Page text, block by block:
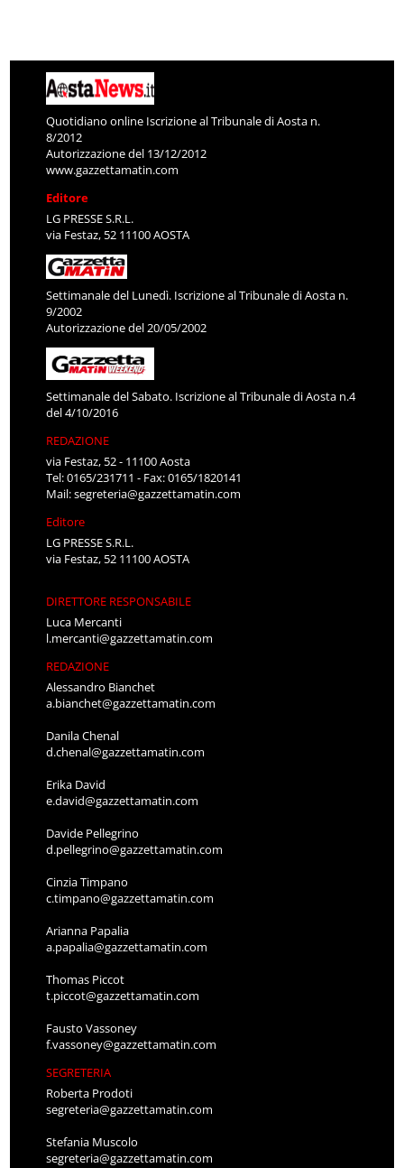
Quotidiano online Iscrizione al Tribunale di Aosta n.
8/2012
Autorizzazione del 13/12/2012
www.gazzettamatin.com
Editore
LG PRESSE S.R.L.
via Festaz, 52 11100 AOSTA
Settimanale del Lunedì. Iscrizione al Tribunale di Aosta n.
9/2002
Autorizzazione del 20/05/2002
Settimanale del Sabato. Iscrizione al Tribunale di Aosta n.4
del 4/10/2016
REDAZIONE
via Festaz, 52 - 11100 Aosta
Tel: 0165/231711 - Fax: 0165/1820141
Mail:segreteria@gazzettamatin.com
Editore
LG PRESSE S.R.L.
via Festaz, 52 11100 AOSTA
DIRETTORE RESPONSABILE
Luca Mercanti
l.mercanti@gazzettamatin.com
REDAZIONE
Alessandro Bianchet
a.bianchet@gazzettamatin.com
Danila Chenal
d.chenal@gazzettamatin.com
Erika David
e.david@gazzettamatin.com
Davide Pellegrino
d.pellegrino@gazzettamatin.com
Cinzia Timpano
c.timpano@gazzettamatin.com
Arianna Papalia
a.papalia@gazzettamatin.com
Thomas Piccot
t.piccot@gazzettamatin.com
Fausto Vassoney
f.vassoney@gazzettamatin.com
SEGRETERIA
Roberta Prodoti
segreteria@gazzettamatin.com
Stefania Muscolo
segreteria@gazzettamatin.com